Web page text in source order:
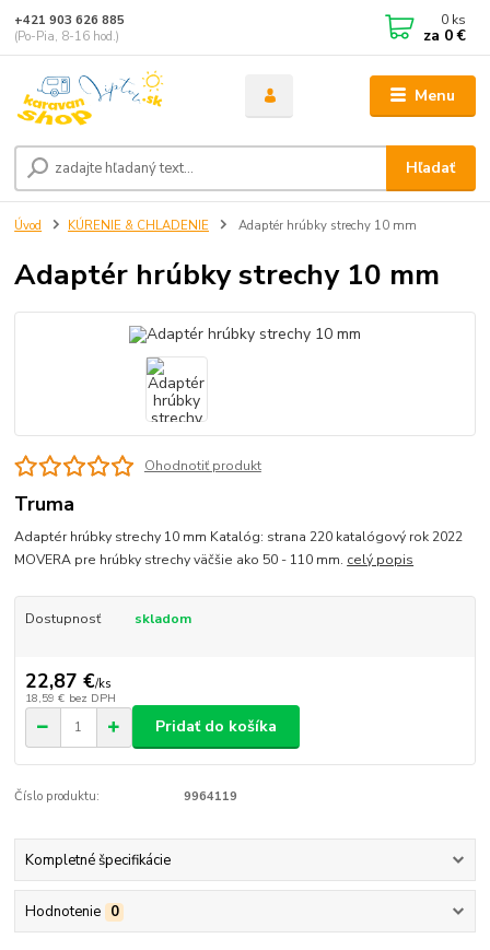
Menu
Hľadať
+421 903 626 885
(Po-Pia, 8-16 hod.)
0 ks
za 0 €
Úvod KÚRENIE & CHLADENIE Adaptér hrúbky strechy 10 mm
Adaptér hrúbky strechy 10 mm
Ohodnotiť produkt
Truma
Adaptér hrúbky strechy 10 mm Katalóg: strana 220 katalógový rok 2022
MOVERA pre hrúbky strechy väčšie ako 50 - 110 mm. celý popis
Dostupnosť skladom
22,87 €/ks
18,59 € bez DPH
Pridať do košíka
Číslo produktu: 9964119
Kompletné špecifikácie
Hodnotenie 0